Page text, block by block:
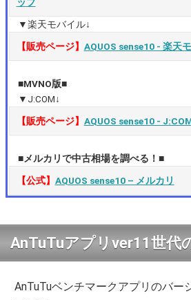
▼楽天モバイル↓
【販売ページ】 AQUOS sense10 ‐ 楽天
■MVNO版■
▼J:COM↓
【販売ページ】 AQUOS sense10 ‐
■メルカリで中古相場を調べる！■
【公式】 AQUOS sense10 – メルカリ
AnTuTuアプリver11世代
AnTuTuベンチマークアプリのバー